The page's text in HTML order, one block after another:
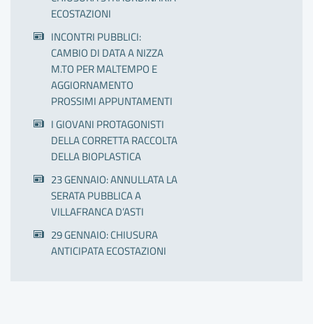
ECOSTAZIONI
INCONTRI PUBBLICI:
CAMBIO DI DATA A NIZZA
M.TO PER MALTEMPO E
AGGIORNAMENTO
PROSSIMI APPUNTAMENTI
I GIOVANI PROTAGONISTI
DELLA CORRETTA RACCOLTA
DELLA BIOPLASTICA
23 GENNAIO: ANNULLATA LA
SERATA PUBBLICA A
VILLAFRANCA D’ASTI
29 GENNAIO: CHIUSURA
ANTICIPATA ECOSTAZIONI